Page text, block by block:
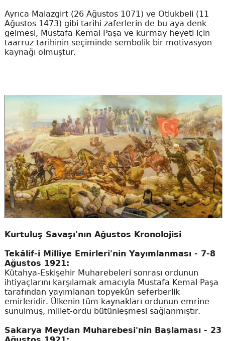
Ayrıca Malazgirt (26 Ağustos 1071) ve Otlukbeli (11
Ağustos 1473) gibi tarihi zaferlerin de bu aya denk
gelmesi, Mustafa Kemal Paşa ve kurmay heyeti için
taarruz tarihinin seçiminde sembolik bir motivasyon
kaynağı olmuştur.
Kurtuluş Savaşı'nın Ağustos Kronolojisi
Tekâlif-i Milliye Emirleri'nin Yayımlanması - 7-8
Ağustos 1921:
Kütahya-Eskişehir Muharebeleri sonrası ordunun
ihtiyaçlarını karşılamak amacıyla Mustafa Kemal Paşa
tarafından yayımlanan topyekûn seferberlik
emirleridir. Ülkenin tüm kaynakları ordunun emrine
sunulmuş, millet-ordu bütünleşmesi sağlanmıştır.
Sakarya Meydan Muharebesi'nin Başlaması - 23